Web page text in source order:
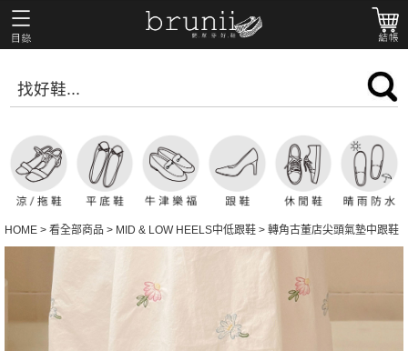
HOME > 看全部商品 > MID & LOW HEELS中低跟鞋 > 轉角古董店尖頭氣墊中跟鞋